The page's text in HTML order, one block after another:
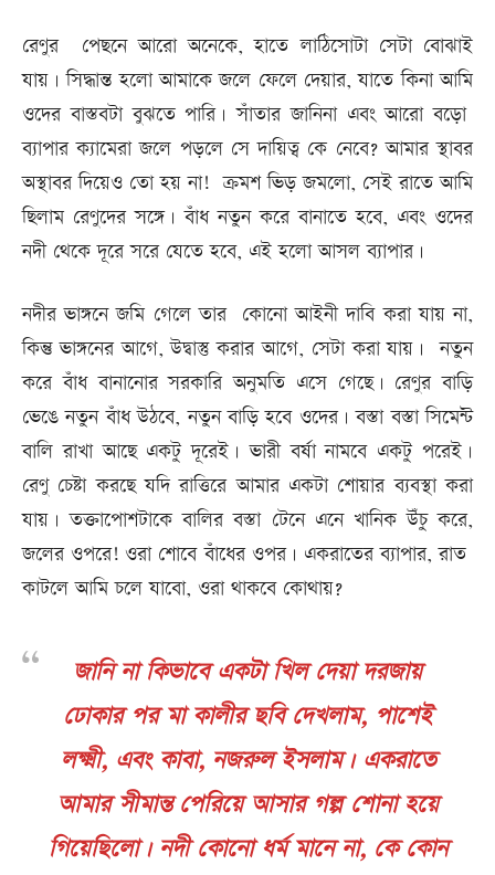
রেণুর পেছনে আরো অনেকে, হাতে লাঠিসোটা সেটা বোঝাই
যায়। সিদ্ধান্ত হলো আমাকে জলে ফেলে দেয়ার, যাতে কিনা আমি
ওদের বাস্তবটা বুঝতে পারি। সাঁতার জানিনা এবং আরো বড়ো
ব্যাপার ক্যামেরা জলে পড়লে সে দায়িত্ব কে নেবে? আমার স্থাবর
অস্থাবর দিয়েও তো হয় না! ক্রমশ ভিড় জমলো, সেই রাতে আমি
ছিলাম রেণুদের সঙ্গে। বাঁধ নতুন করে বানাতে হবে, এবং ওদের
নদী থেকে দূরে সরে যেতে হবে, এই হলো আসল ব্যাপার।
নদীর ভাঙ্গনে জমি গেলে তার কোনো আইনী দাবি করা যায় না,
কিন্তু ভাঙ্গনের আগে, উদ্বাস্তু করার আগে, সেটা করা যায়। নতুন
করে বাঁধ বানানোর সরকারি অনুমতি এসে গেছে। রেণুর বাড়ি
ভেঙে নতুন বাঁধ উঠবে, নতুন বাড়ি হবে ওদের। বস্তা বস্তা সিমেন্ট
বালি রাখা আছে একটু দূরেই। ভারী বর্ষা নামবে একটু পরেই।
রেণু চেষ্টা করছে যদি রাত্তিরে আমার একটা শোয়ার ব্যবস্থা করা
যায়। তক্তাপোশটাকে বালির বস্তা টেনে এনে খানিক উঁচু করে,
জলের ওপরে! ওরা শোবে বাঁধের ওপর। একরাতের ব্যাপার, রাত
কাটলে আমি চলে যাবো, ওরা থাকবে কোথায়?
জানি না কিভাবে একটা খিল দেয়া দরজায়
ঢোকার পর মা কালীর ছবি দেখলাম, পাশেই
লক্ষ্মী, এবং কাবা, নজরুল ইসলাম। একরাতে
আমার সীমান্ত পেরিয়ে আসার গল্প শোনা হয়ে
গিয়েছিলো। নদী কোনো ধর্ম মানে না, কে কোন